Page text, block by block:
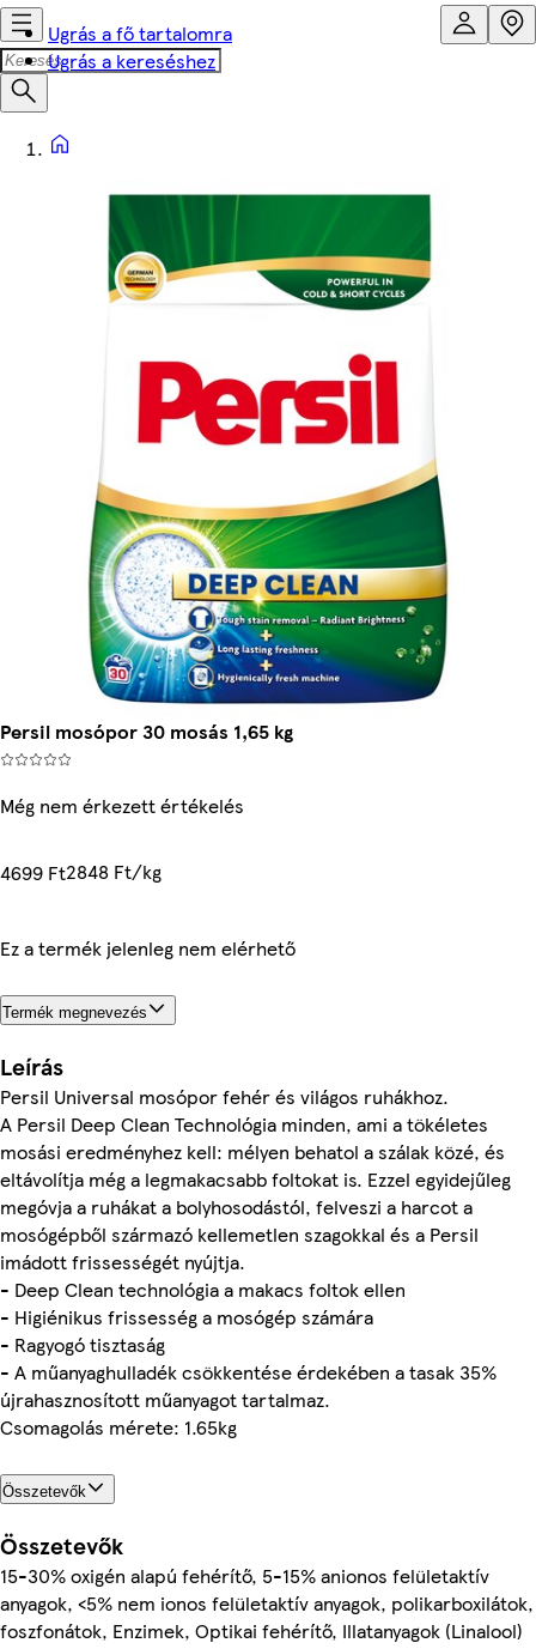
Ugrás a fő tartalomra
Ugrás a kereséshez
Persil mosópor 30 mosás 1,65 kg
Még nem érkezett értékelés
4699 Ft2848 Ft/kg
Ez a termék jelenleg nem elérhető
Termék megnevezés
Leírás
Persil Universal mosópor fehér és világos ruhákhoz.
A Persil Deep Clean Technológia minden, ami a tökéletes
mosási eredményhez kell: mélyen behatol a szálak közé, és
eltávolítja még a legmakacsabb foltokat is. Ezzel egyidejűleg
megóvja a ruhákat a bolyhosodástól, felveszi a harcot a
mosógépből származó kellemetlen szagokkal és a Persil
imádott frissességét nyújtja.
- Deep Clean technológia a makacs foltok ellen
- Higiénikus frissesség a mosógép számára
- Ragyogó tisztaság
- A műanyaghulladék csökkentése érdekében a tasak 35%
újrahasznosított műanyagot tartalmaz.
Csomagolás mérete: 1.65kg
Összetevők
Összetevők
15-30% oxigén alapú fehérítő, 5-15% anionos felületaktív
anyagok, <5% nem ionos felületaktív anyagok, polikarboxilátok,
foszfonátok, Enzimek, Optikai fehérítő, Illatanyagok (Linalool)